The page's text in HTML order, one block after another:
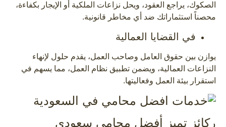
الصكوك، يراجع العقود، ويحل نزاعات الملكية أو الإيجار بكفاءة،
محصناً استثماراتك ضد أي مخاطر قانونية.
في القضايا العمالية
يوازن بين حقوق العامل وصاحب العمل، يقدم حلول لإنهاء
النزاعات العمالية، ويضمن تطبيق نظام العمل، مما يسهم في
استقرار بيئة العمل وفعاليتها.
ركائز تميز أفضل محامي سعودي